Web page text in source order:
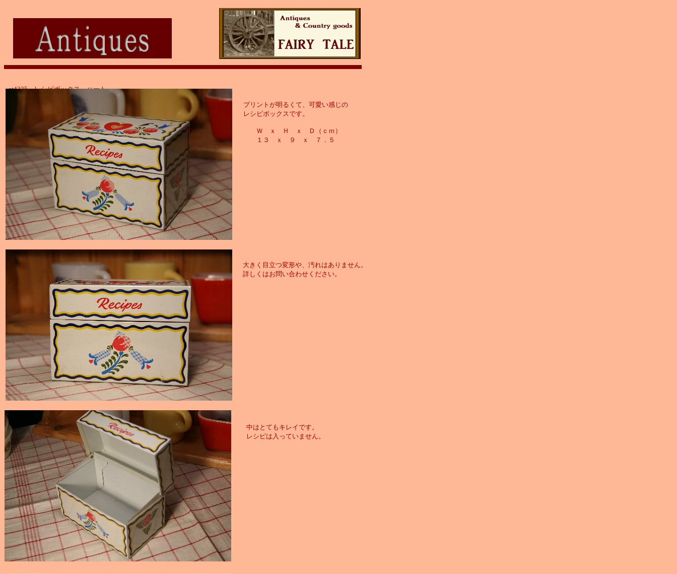
at4235 レシピボックス ハート
プリントが明るくて、可愛い感じの
レシピボックスです。
Ｗ ｘ Ｈ ｘ Ｄ（ｃｍ）
１３ ｘ ９ ｘ ７．５
大きく目立つ変形や、汚れはありません。
詳しくはお問い合わせください。
中はとてもキレイです。
レシピは入っていません。